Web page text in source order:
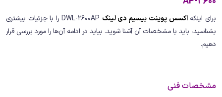
برای اینکهاکسس پوینت بیسیم دی لینک
DWL-2600AP را با جزئیات بیشتری
بشناسید، باید با مشخصات آن آشنا شوید. بیاید در ادامه آن‌ها را مورد بررسی قرار
دهیم.
مشخصات فنی